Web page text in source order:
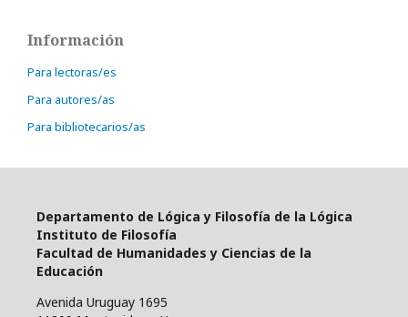
Información
Para lectoras/es
Para autores/as
Para bibliotecarios/as
Departamento de Lógica y Filosofía de la Lógica
Instituto de Filosofía
Facultad de Humanidades y Ciencias de la
Educación
Avenida Uruguay 1695